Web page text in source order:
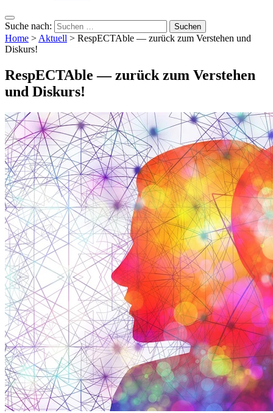
Suche nach:
Home > Aktuell > RespECTAble — zurück zum Verstehen und
Diskurs!
RespECTAble — zurück zum Verstehen
und Diskurs!